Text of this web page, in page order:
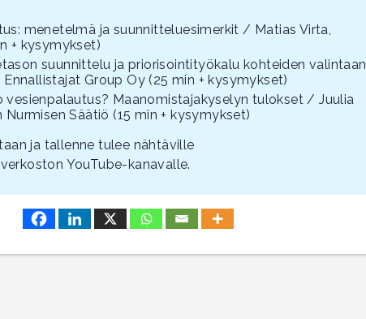
menetelmä ja suunnitteluesimerkit / Matias Virta,
+ kysymykset)
suunnittelu ja priorisointityökalu kohteiden valintaan
Group Oy (25 min + kysymykset)
vesienpalautus? Maanomistajakyselyn tulokset / Juulia
Nurmisen Säätiö (15 min + kysymykset)
ja tallenne tulee nähtäville
YouTube-kanavalle.